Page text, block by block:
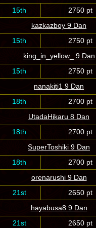
15th
2750 pt
kazkazboy 9 Dan
15th
2750 pt
king_in_yellow_ 9 Dan
15th
2750 pt
nanakiti1 9 Dan
18th
2700 pt
UtadaHikaru 8 Dan
18th
2700 pt
SuperToshiki 9 Dan
18th
2700 pt
orenarushi 9 Dan
21st
2650 pt
hayabusa8 9 Dan
21st
2650 pt